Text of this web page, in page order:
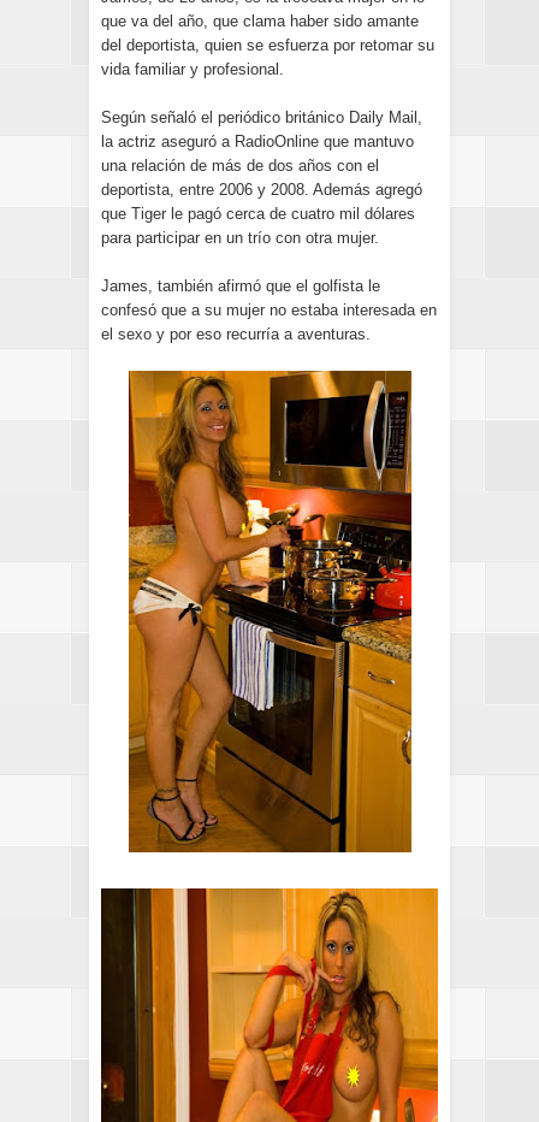
que va del año, que clama haber sido amante
del deportista, quien se esfuerza por retomar su
vida familiar y profesional.
Según señaló el periódico británico Daily Mail,
la actriz aseguró a RadioOnline que mantuvo
una relación de más de dos años con el
deportista, entre 2006 y 2008. Además agregó
que Tiger le pagó cerca de cuatro mil dólares
para participar en un trío con otra mujer.
James, también afirmó que el golfista le
confesó que a su mujer no estaba interesada en
el sexo y por eso recurría a aventuras.